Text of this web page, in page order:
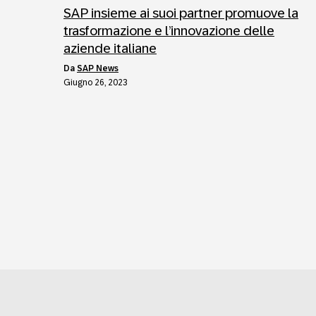
SAP insieme ai suoi partner promuove la
trasformazione e l’innovazione delle
aziende italiane
da SAP News
Giugno 26, 2023